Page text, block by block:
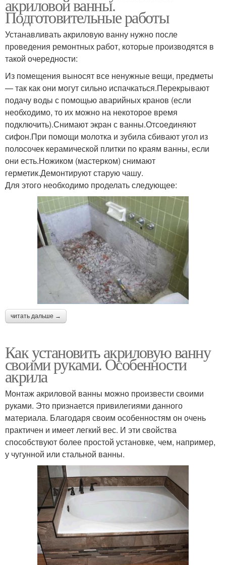
акриловой ванны.
Подготовительные работы
Устанавливать акриловую ванну нужно после
проведения ремонтных работ, которые производятся в
такой очередности:
Из помещения выносят все ненужные вещи, предметы
— так как они могут сильно испачкаться.Перекрывают
подачу воды с помощью аварийных кранов (если
необходимо, то их можно на некоторое время
подключить).Снимают экран с ванны.Отсоединяют
сифон.При помощи молотка и зубила сбивают угол из
полосочек керамической плитки по краям ванны, если
они есть.Ножиком (мастерком) снимают
герметик.Демонтируют старую чашу.
Для этого необходимо проделать следующее:
читать дальше →
Как установить акриловую ванну
своими руками. Особенности
акрила
Монтаж акриловой ванны можно произвести своими
руками. Это признается привилегиями данного
материала. Благодаря своим особенностям он очень
практичен и имеет легкий вес. И эти свойства
способствуют более простой установке, чем, например,
у чугунной или стальной ванны.